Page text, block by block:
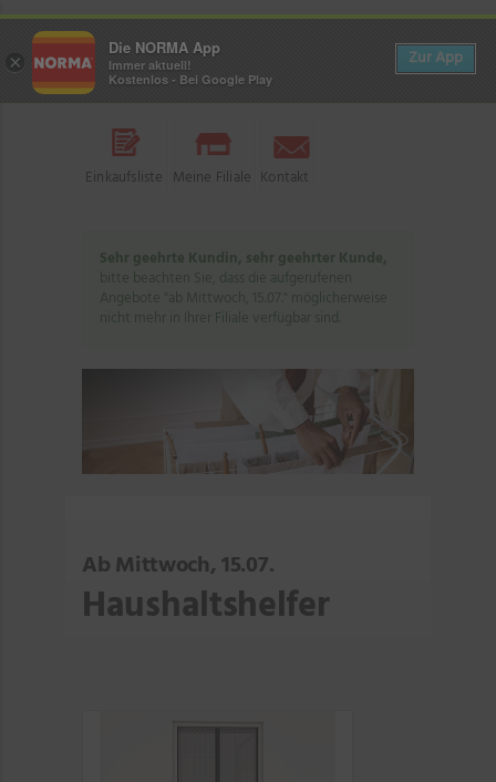
Einkaufsliste Meine Filiale Kontakt
Sehr geehrte Kundin, sehr geehrter Kunde,
bitte beachten Sie, dass die aufgerufenen
Angebote "ab Mittwoch, 15.07." möglicherweise
nicht mehr in Ihrer Filiale verfügbar sind.
Ab Mittwoch, 15.07.
Haushaltshelfer
×
Die NORMA App
Immer aktuell!
Kostenlos - Bei Google Play
Zur App